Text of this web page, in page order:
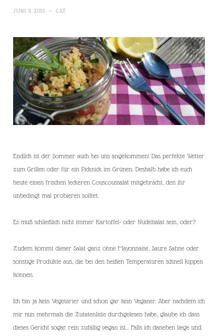
JUNI 9, 2015 ~ CAT
Endlich ist der Sommer auch bei uns angekommen! Das perfekte Wetter
zum Grillen oder für ein Picknick im Grünen. Deshalb habe ich euch
heute einen frischen leckeren Couscoussalat mitgebracht, den ihr
unbedingt mal probieren solltet.
Es muß schließlich nicht immer Kartoffel- oder Nudelsalat sein, oder?
Zudem kommt dieser Salat ganz ohne Mayonnaise, Saure Sahne oder
sonstige Produkte aus, die bei den heißen Temperaturen schnell kippen
können.
Ich bin ja kein Vegetarier und schon gar kein Veganer. Aber nachdem ich
mir nun mehrmals die Zutatenliste durchgelesen habe, glaube ich dass
dieses Gericht sogar rein zufällig vegan ist… Falls ich daneben liege und